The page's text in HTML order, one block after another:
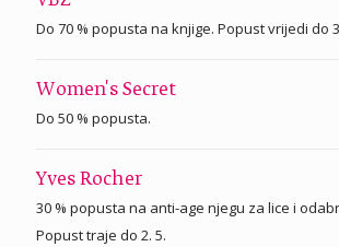
Do 70 % popusta na knjige. Popust vrijedi do
Women's Secret
Do 50 % popusta.
Yves Rocher
30 % popusta na anti-age njegu za lice i
Popust traje do 2. 5.